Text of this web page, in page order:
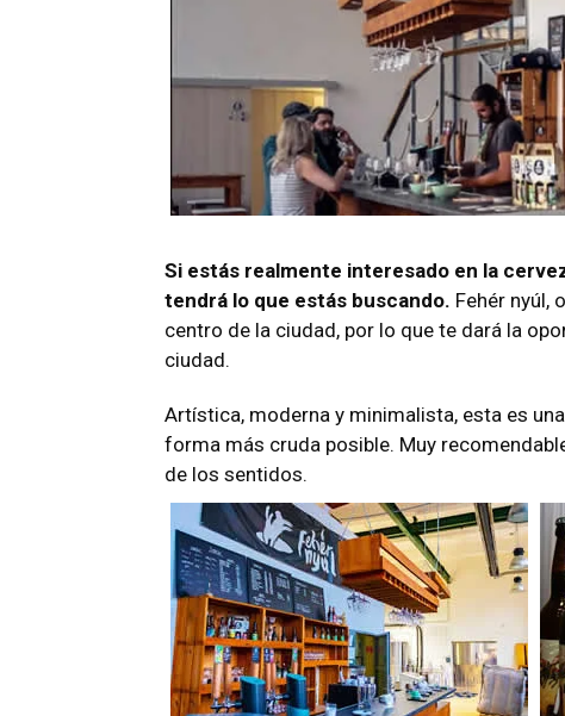
Si estás realmente interesado en la
tendrá lo que estás buscando. Fehér nyúl,
centro de la ciudad, por lo que te dará la
ciudad.
Artística, moderna y minimalista, esta es
forma más cruda posible. Muy
de los sentidos.